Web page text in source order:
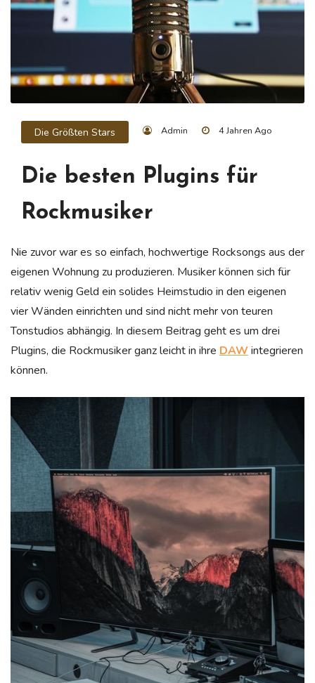
Die Größten Stars Admin 4 Jahren Ago
Die besten Plugins für
Rockmusiker
Nie zuvor war es so einfach, hochwertige Rocksongs aus der
eigenen Wohnung zu produzieren. Musiker können sich für
relativ wenig Geld ein solides Heimstudio in den eigenen
vier Wänden einrichten und sind nicht mehr von teuren
Tonstudios abhängig. In diesem Beitrag geht es um drei
Plugins, die Rockmusiker ganz leicht in ihre DAW integrieren
können.